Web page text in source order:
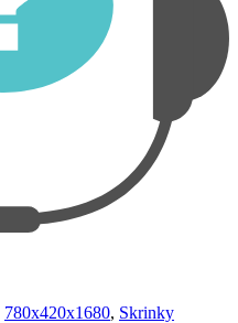
780x420x1680, Skrinky